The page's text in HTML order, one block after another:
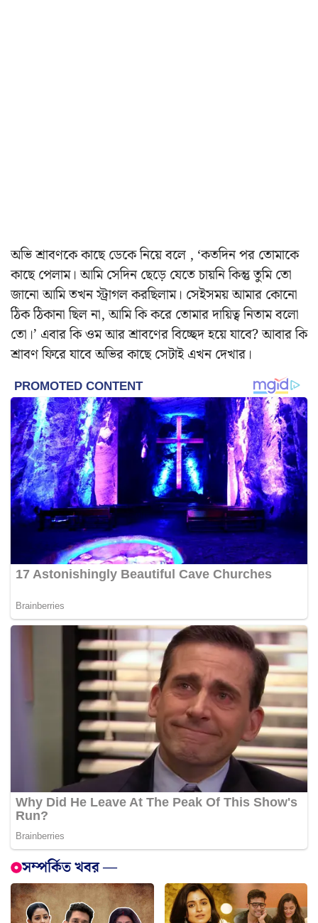
অভি শ্রাবণকে কাছে ডেকে নিয়ে বলে , ‘কতদিন পর তোমাকে
কাছে পেলাম। আমি সেদিন ছেড়ে যেতে চায়নি কিন্তু তুমি তো
জানো আমি তখন স্ট্রাগল করছিলাম। সেইসময় আমার কোনো
ঠিক ঠিকানা ছিল না, আমি কি করে তোমার দায়িত্ব নিতাম বলো
তো।’ এবার কি ওম আর শ্রাবণের বিচ্ছেদ হয়ে যাবে? আবার কি
শ্রাবণ ফিরে যাবে অভির কাছে সেটাই এখন দেখার।
সম্পর্কিত খবর —